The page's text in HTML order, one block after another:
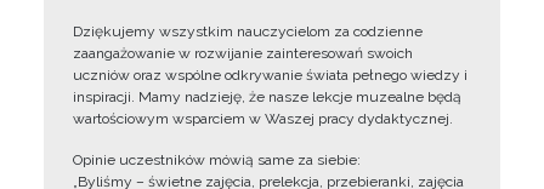
Dziękujemy wszystkim nauczycielom za codzienne
zaangażowanie w rozwijanie zainteresowań swoich
uczniów oraz wspólne odkrywanie świata pełnego wiedzy i
inspiracji. Mamy nadzieję, że nasze lekcje muzealne będą
wartościowym wsparciem w Waszej pracy dydaktycznej.
Opinie uczestników mówią same za siebie:
„Byliśmy – świetne zajęcia, prelekcja, przebieranki, zajęcia